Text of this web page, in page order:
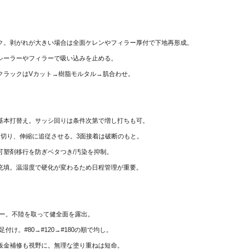
剥がれが大きい場合は全面ケレンやフィラー厚付で下地再形成。
ラーやフィラーで吸い込みを止める。
ラックはVカット→樹脂モルタル→肌合わせ。
打替え。サッシ回りは条件次第で増し打ちも可。
り、伸縮に追従させる。3面接着は破断のもと。
剤移行を防ぎベタつき/汚染を抑制。
。温湿度で硬化が変わるため日程管理が重要。
。不陸を取って健全面を露出。
付け。#80→#120→#180の順で均し。
補修も視野に。無理な塗り重ねは短命。